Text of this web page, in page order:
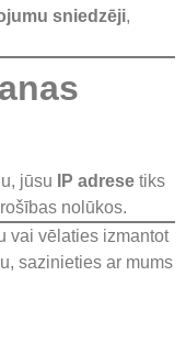
sniedzēji,
jūsu IP adrese tiks
nolūkos.
vai vēlaties izmantot
sazinieties ar mums